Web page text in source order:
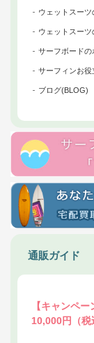
ウェットスーツ
ウェットスーツ
サーフボード
サーフィンお役
ブログ(BLOG)
通販ガイド
【キャンペー
10,000円（